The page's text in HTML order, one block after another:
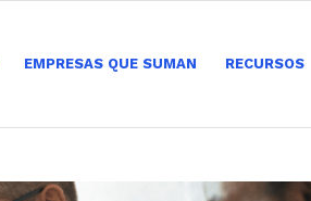
EMPRESAS QUE SUMAN RECURSOS